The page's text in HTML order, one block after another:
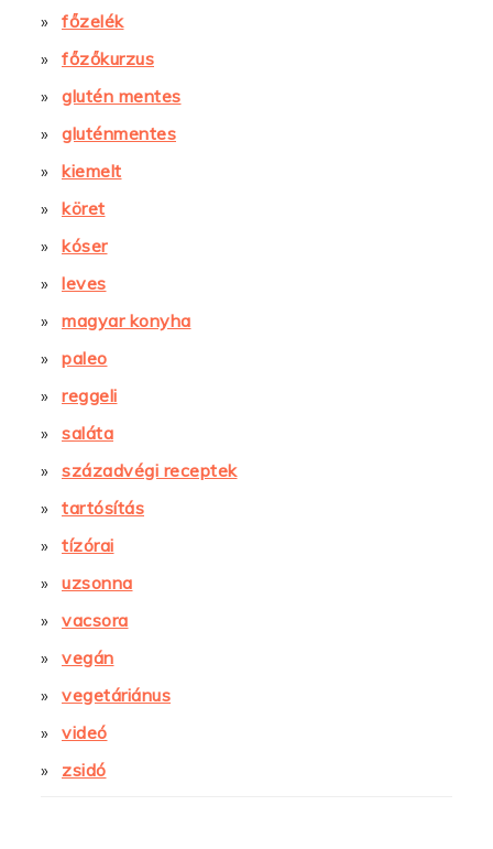
főzelék
főzőkurzus
glutén mentes
gluténmentes
kiemelt
köret
kóser
leves
magyar konyha
paleo
reggeli
saláta
századvégi receptek
tartósítás
tízórai
uzsonna
vacsora
vegán
vegetáriánus
videó
zsidó